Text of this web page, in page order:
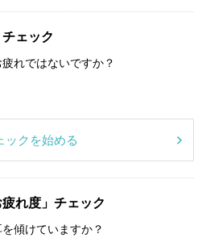
ェック
れではないですか？
ックを始める
れ度」チェック
傾けていますか？